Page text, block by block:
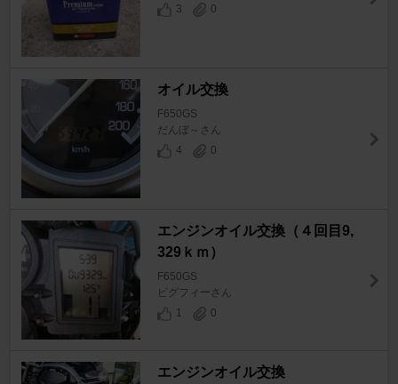
3
0
オイル交換
F650GS
だんぼ～さん
4
0
エンジンオイル交換（４回目9,
329ｋｍ）
F650GS
ビグフィーさん
1
0
エンジンオイル交換